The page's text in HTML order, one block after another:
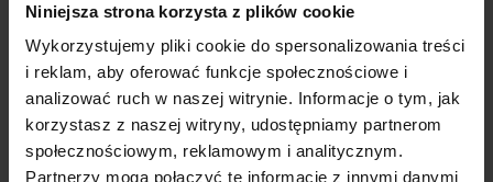
Niniejsza strona korzysta z plików cookie
Wykorzystujemy pliki cookie do spersonalizowania treści
i reklam, aby oferować funkcje społecznościowe i
analizować ruch w naszej witrynie. Informacje o tym, jak
korzystasz z naszej witryny, udostępniamy partnerom
społecznościowym, reklamowym i analitycznym.
Partnerzy mogą połączyć te informacje z innymi danymi
DLACZEGO WARTO WYBRAĆ RĘBAK
RB-50?
Mocny silnik
Zaawansowany system bębnowy
Kompaktowa konstrukcja
Wszechstronność